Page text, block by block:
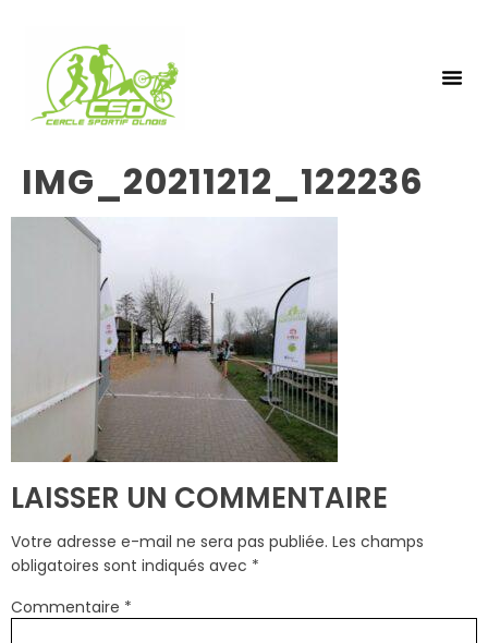
IMG_20211212_122236
LAISSER UN COMMENTAIRE
Votre adresse e-mail ne sera pas publiée. Les champs
obligatoires sont indiqués avec *
Commentaire *